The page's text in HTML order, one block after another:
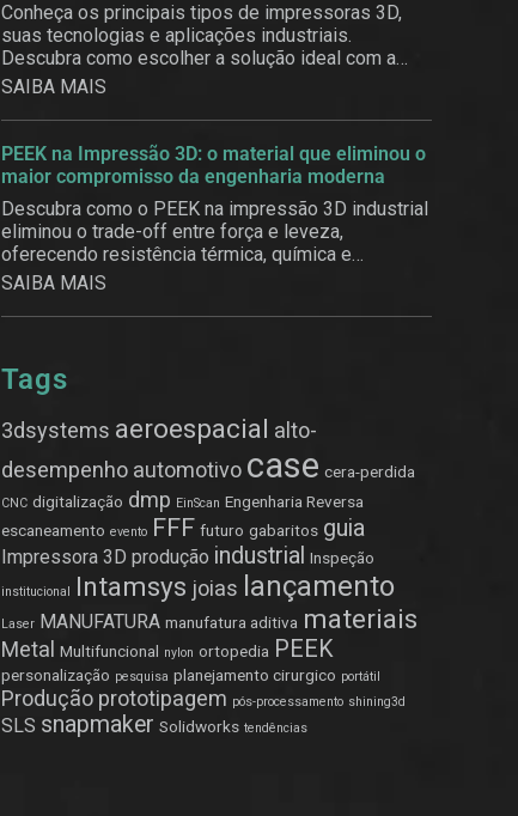
Conheça os principais tipos de impressoras 3D,
suas tecnologias e aplicações industriais.
Descubra como escolher a solução ideal com a
3BE.
SAIBA MAIS
PEEK na Impressão 3D: o material que eliminou o
maior compromisso da engenharia moderna
Descubra como o PEEK na impressão 3D industrial
eliminou o trade-off entre força e leveza,
oferecendo resistência térmica, química e
estrutural.
SAIBA MAIS
Tags
3dsystems aeroespacial alto-
desempenho automotivo case cera-perdida
CNC digitalização dmp EinScan Engenharia Reversa
escaneamento evento FFF futuro gabaritos guia
Impressora 3D produção industrial Inspeção
institucional Intamsys joias lançamento
Laser MANUFATURA manufatura aditiva materiais
Metal Multifuncional nylon ortopedia PEEK
personalização pesquisa planejamento cirurgico portátil
Produção prototipagem pós-processamento shining3d
SLS snapmaker Solidworks tendências